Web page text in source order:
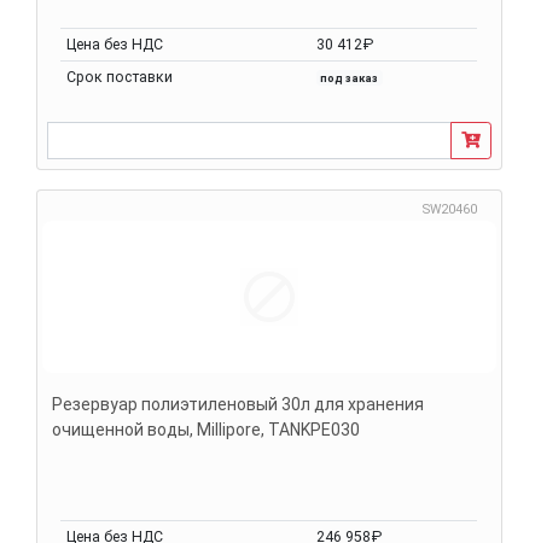
Цена без НДС
30 412₽
Срок поставки
под заказ
SW20460
Резервуар полиэтиленовый 30л для хранения
очищенной воды, Millipore, TANKPE030
Цена без НДС 246 958₽